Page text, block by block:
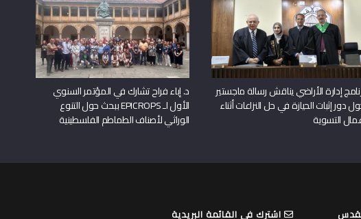
إدارة الأراضي يناقش رسالة ماجستير
دور إثبات الحيازة في حل النزاعات أثناء
التسوية
د. إباء فراح تشارك في المؤتمر السنوي
الأول لـ EPICROPS ببحث حول التنوع
الوراثي لأصناف الطماطم الفلسطينية
اشترك في القائمة البريدية